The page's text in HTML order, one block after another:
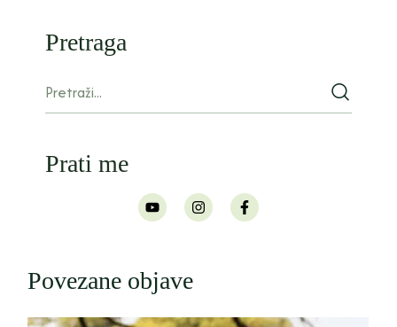
Pretraga
Prati me
Povezane objave